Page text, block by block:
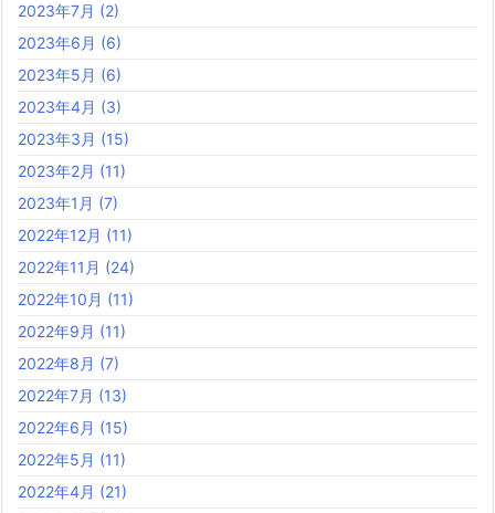
2023年7月 (2)
2023年6月 (6)
2023年5月 (6)
2023年4月 (3)
2023年3月 (15)
2023年2月 (11)
2023年1月 (7)
2022年12月 (11)
2022年11月 (24)
2022年10月 (11)
2022年9月 (11)
2022年8月 (7)
2022年7月 (13)
2022年6月 (15)
2022年5月 (11)
2022年4月 (21)